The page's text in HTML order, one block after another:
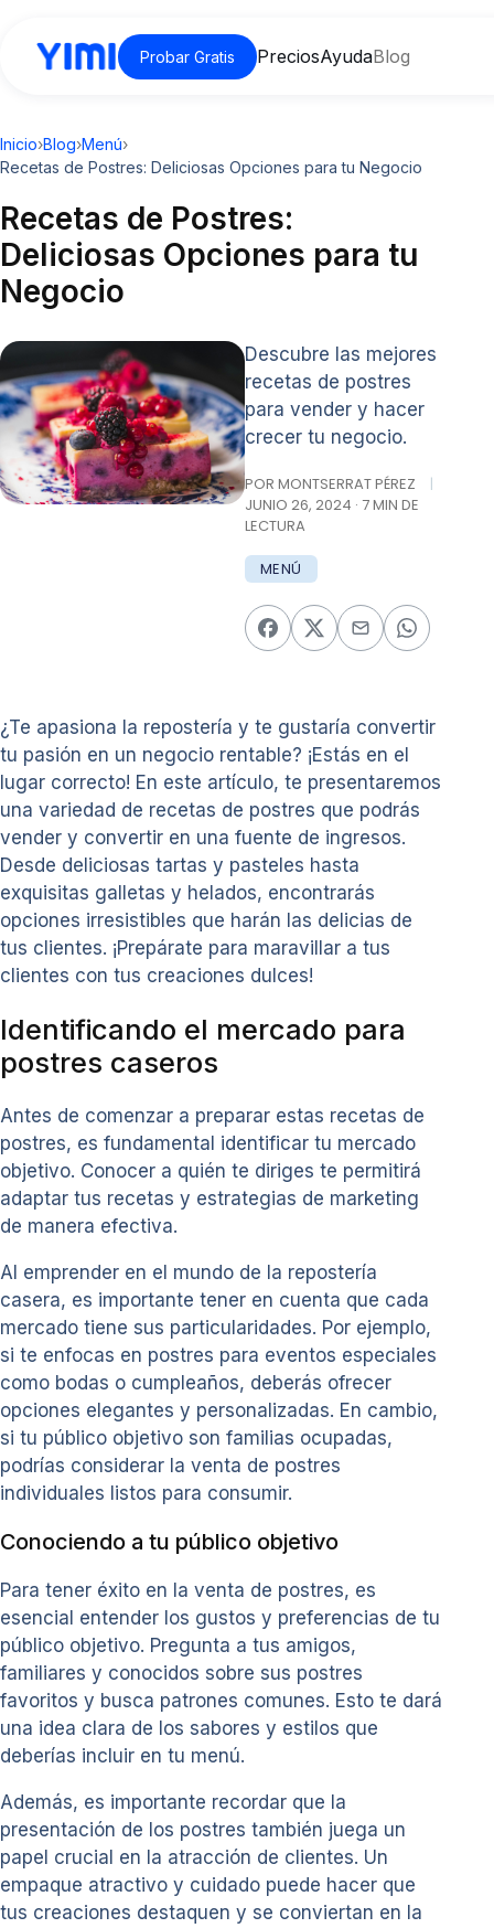
Probar Gratis PreciosAyudaBlog
Inicio›Blog›Menú›
Recetas de Postres: Deliciosas Opciones para tu Negocio
Recetas de Postres:
Deliciosas Opciones para tu
Negocio
Descubre las mejores
recetas de postres
para vender y hacer
crecer tu negocio.
POR MONTSERRAT PÉREZ
|
JUNIO 26, 2024 · 7 MIN DE
LECTURA
MENÚ
¿Te apasiona la repostería y te gustaría convertir
tu pasión en un negocio rentable? ¡Estás en el
lugar correcto! En este artículo, te presentaremos
una variedad de recetas de postres que podrás
vender y convertir en una fuente de ingresos.
Desde deliciosas tartas y pasteles hasta
exquisitas galletas y helados, encontrarás
opciones irresistibles que harán las delicias de
tus clientes. ¡Prepárate para maravillar a tus
clientes con tus creaciones dulces!
Identificando el mercado para
postres caseros
Antes de comenzar a preparar estas recetas de
postres, es fundamental identificar tu mercado
objetivo. Conocer a quién te diriges te permitirá
adaptar tus recetas y estrategias de marketing
de manera efectiva.
Al emprender en el mundo de la repostería
casera, es importante tener en cuenta que cada
mercado tiene sus particularidades. Por ejemplo,
si te enfocas en postres para eventos especiales
como bodas o cumpleaños, deberás ofrecer
opciones elegantes y personalizadas. En cambio,
si tu público objetivo son familias ocupadas,
podrías considerar la venta de postres
individuales listos para consumir.
Conociendo a tu público objetivo
Para tener éxito en la venta de postres, es
esencial entender los gustos y preferencias de tu
público objetivo. Pregunta a tus amigos,
familiares y conocidos sobre sus postres
favoritos y busca patrones comunes. Esto te dará
una idea clara de los sabores y estilos que
deberías incluir en tu menú.
Además, es importante recordar que la
presentación de los postres también juega un
papel crucial en la atracción de clientes. Un
empaque atractivo y cuidado puede hacer que
tus creaciones destaquen y se conviertan en la